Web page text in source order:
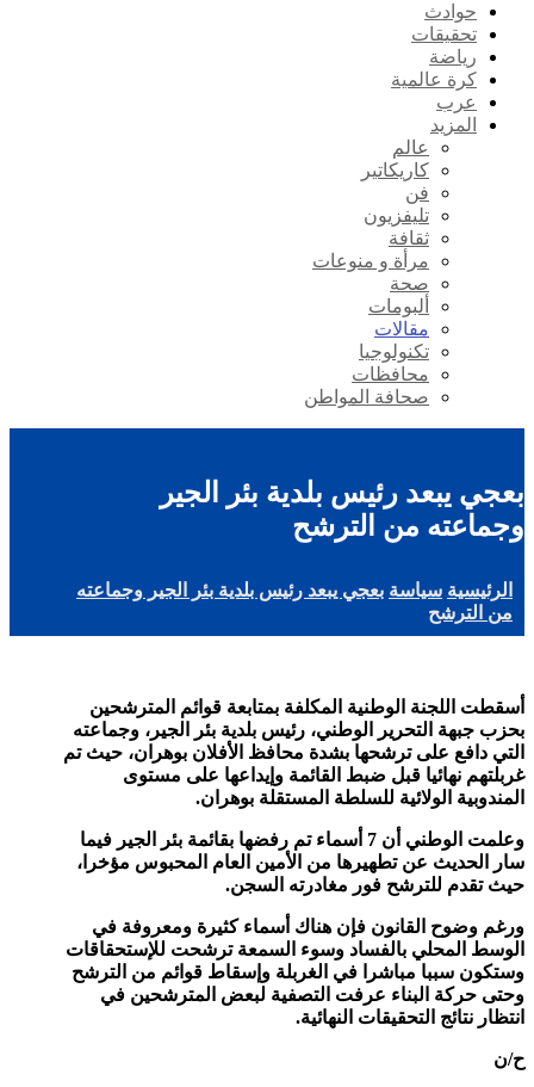
حوادث
تحقيقات
رياضة
كرة عالمية
عرب
المزيد
عالم
كاريكاتير
فن
تليفزيون
ثقافة
مرأة و منوعات
صحة
ألبومات
مقالات
تكنولوجيا
محافظات
صحافة المواطن
بعجي يبعد رئيس بلدية بئر الجير
وجماعته من الترشح
الرئيسية سياسة بعجي يبعد رئيس بلدية بئر الجير وجماعته
من الترشح
أسقطت اللجنة الوطنية المكلفة بمتابعة قوائم المترشحين
بحزب جبهة التحرير الوطني، رئيس بلدية بئر الجير، وجماعته
التي دافع على ترشحها بشدة محافظ الأفلان بوهران، حيث تم
غربلتهم نهائيا قبل ضبط القائمة وإيداعها على مستوى
المندوبية الولائية للسلطة المستقلة بوهران.
وعلمت الوطني أن 7 أسماء تم رفضها بقائمة بئر الجير فيما
سار الحديث عن تطهيرها من الأمين العام المحبوس مؤخرا،
حيث تقدم للترشح فور مغادرته السجن.
ورغم وضوح القانون فإن هناك أسماء كثيرة ومعروفة في
الوسط المحلي بالفساد وسوء السمعة ترشحت للإستحقاقات
وستكون سببا مباشرا في الغربلة وإسقاط قوائم من الترشح
وحتى حركة البناء عرفت التصفية لبعض المترشحين في
انتظار نتائج التحقيقات النهائية.
ح/ن